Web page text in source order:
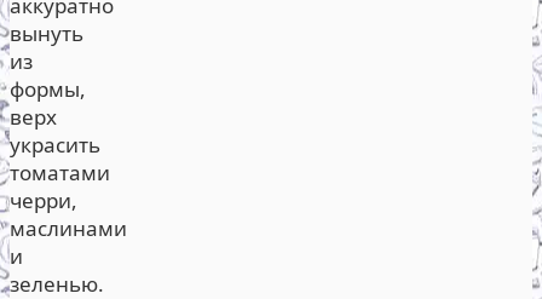
вынуть
из
формы,
верх
украсить
томатами
черри,
маслинами
и
зеленью.